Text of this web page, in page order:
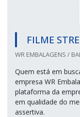
FILME
WR EMBALAGENS /
Quem está em
empresa WR
plataforma da
em qualidade do
assertiva.